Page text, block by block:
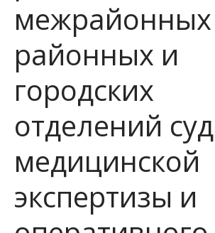
межрайонных
районных и
городских
отделений
медицинской
экспертизы и